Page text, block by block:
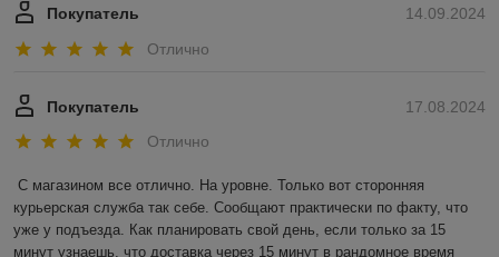
14.09.2024
Покупатель
Отлично
17.08.2024
Покупатель
Отлично
С магазином все отлично. На уровне. Только вот сторонняя
курьерская служба так себе. Сообщают практически по факту, что
уже у подъезда. Как планировать свой день, если только за 15
минут узнаешь, что доставка через 15 минут в рандомное время